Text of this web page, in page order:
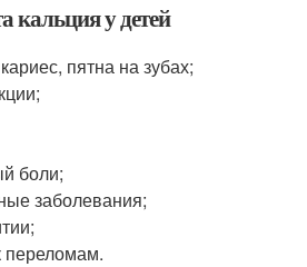
кальция у детей
пятна на зубах;
боли;
заболевания;
переломам.